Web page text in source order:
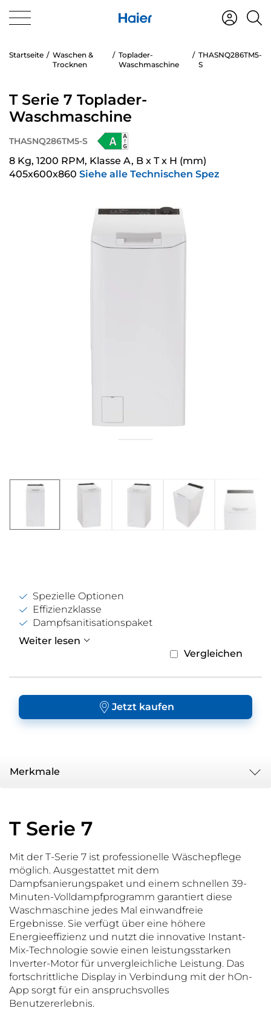
Startseite
Waschen &
Trocknen
Toplader-
Waschmaschine
THASNQ286TM5-
S
T Serie 7 Toplader-
Waschmaschine
THASNQ286TM5-S
8 Kg, 1200 RPM, Klasse A, B x T x H (mm)
405x600x860 Siehe alle Technischen Spez
Spezielle Optionen
Effizienzklasse
Dampfsanitisationspaket
Weiter lesen
Vergleichen
Jetzt kaufen
Merkmale
T Serie 7
Mit der T-Serie 7 ist professionelle Wäschepflege
möglich. Ausgestattet mit dem
Dampfsanierungspaket und einem schnellen 39-
Minuten-Volldampfprogramm garantiert diese
Waschmaschine jedes Mal einwandfreie
Ergebnisse. Sie verfügt über eine höhere
Energieeffizienz und nutzt die innovative Instant-
Mix-Technologie sowie einen leistungsstarken
Inverter-Motor für unvergleichliche Leistung. Das
fortschrittliche Display in Verbindung mit der hOn-
App sorgt für ein anspruchsvolles
Benutzererlebnis.